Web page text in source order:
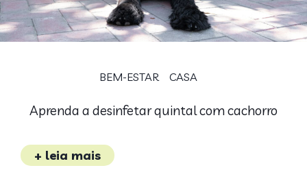
BEM-ESTAR CASA
Aprenda a desinfetar quintal com cachorro
+ leia mais